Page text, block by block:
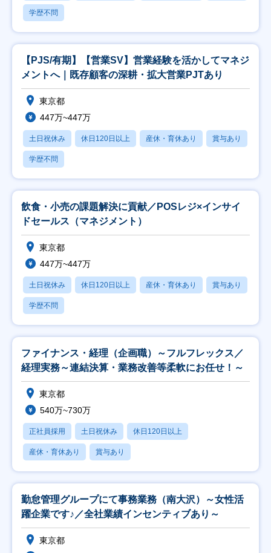
学歴不問
【PJS/有期】【営業SV】営業経験を活かしてマネジ
メントへ｜既存顧客の深耕・拡大営業PJTあり
東京都
447万~447万
土日祝休み 休日120日以上 産休・育休あり 賞与あり
学歴不問
飲食・小売の課題解決に貢献／POSレジ×インサイ
ドセールス（マネジメント）
東京都
447万~447万
土日祝休み 休日120日以上 産休・育休あり 賞与あり
学歴不問
ファイナンス・経理（企画職）～フルフレックス／
経理実務～連結決算・業務改善等柔軟にお任せ！～
東京都
540万~730万
正社員採用 土日祝休み 休日120日以上
産休・育休あり 賞与あり
勤怠管理グループにて事務業務（南大沢）～女性活
躍企業です♪／全社業績インセンティブあり～
東京都